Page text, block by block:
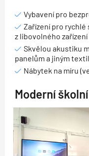
Vybavení pro
Zařízení pro
z libovolného
Skvělou akustiku
panelům a jiným
Nábytek na míru
Moderní